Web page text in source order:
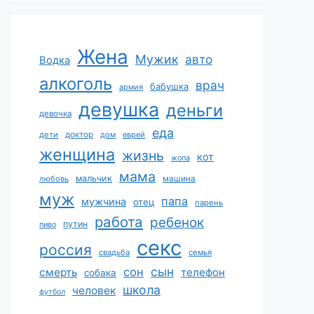
Водка Жена Мужик авто
алкоголь армия бабушка врач
девочка девушка деньги
дети доктор дом еврей еда
женщина жизнь жопа кот
любовь мальчик мама машина
муж мужчина отец папа парень
пиво путин работа ребенок
россия свадьба секс семья
смерть собака сон сын телефон
футбол человек школа